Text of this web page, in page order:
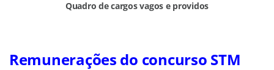
Quadro de cargos vagos e providos
Remunerações do concurso STM